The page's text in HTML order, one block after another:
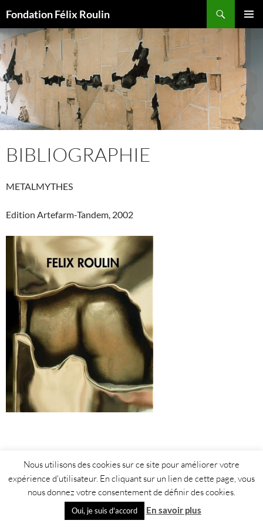
Fondation Félix Roulin
MENU
AU
CONTENU
BIBLIOGRAPHIE
METALMYTHES
Edition Artefarm-Tandem, 2002
Nous utilisons des cookies sur ce site pour améliorer votre
expérience d'utilisateur. En cliquant sur un lien de cette page, vous
nous donnez votre consentement de définir des cookies.
Oui, je suis d'accord En savoir plus